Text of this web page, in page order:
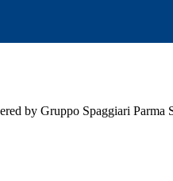
by Gruppo Spaggiari